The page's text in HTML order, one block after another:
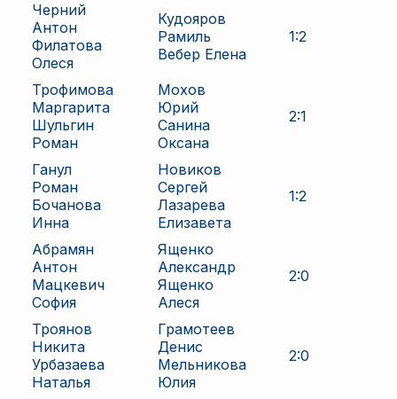
Черний
Антон
Филатова
Олеся
Кудояров
Рамиль
Вебер Елена
1:2
Трофимова
Маргарита
Шульгин
Роман
Мохов
Юрий
Санина
Оксана
2:1
Ганул
Роман
Бочанова
Инна
Новиков
Сергей
Лазарева
Елизавета
1:2
Абрамян
Антон
Мацкевич
София
Ященко
Александр
Ященко
Алеся
2:0
Троянов
Никита
Урбазаева
Наталья
Грамотеев
Денис
Мельникова
Юлия
2:0